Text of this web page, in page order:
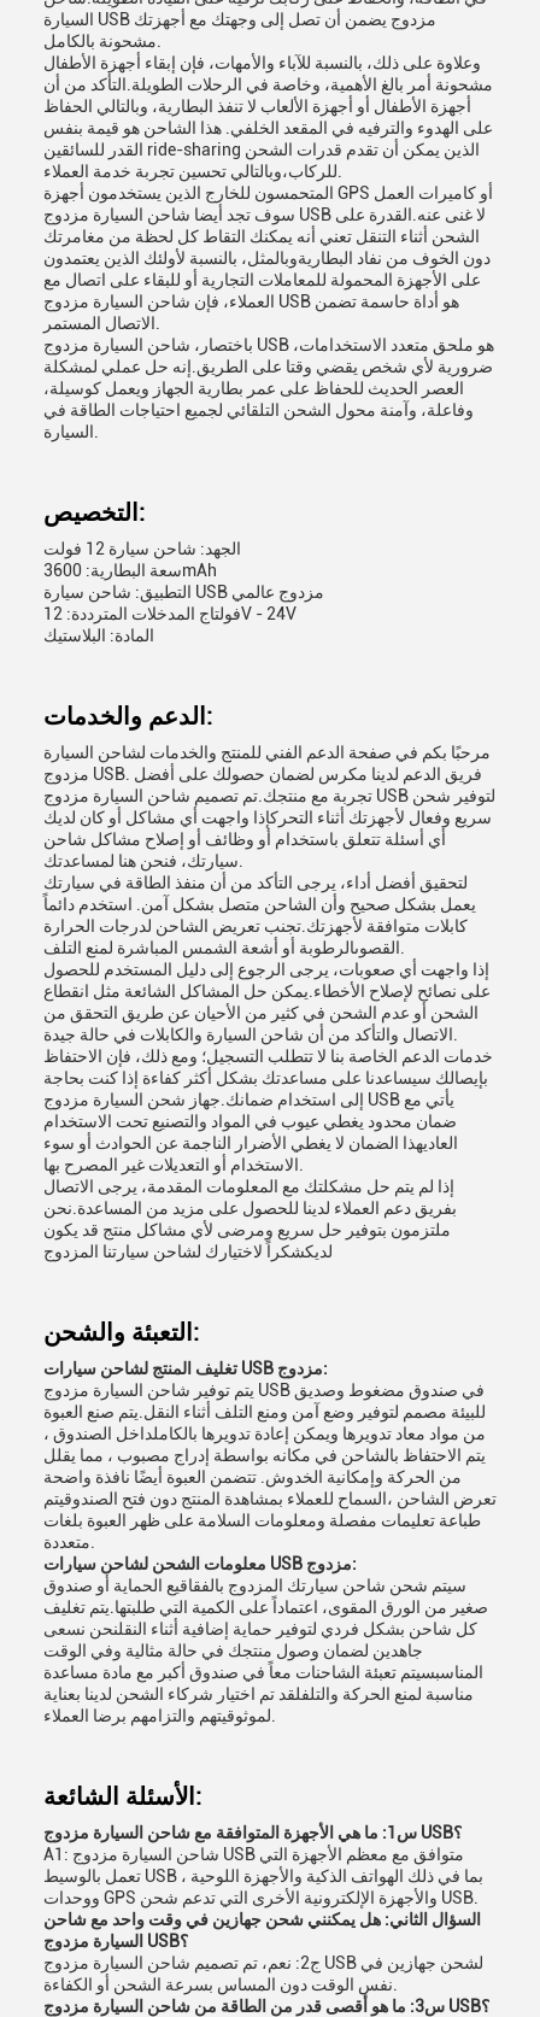
السيارة USB مزدوج يضمن أن تصل إلى وجهتك مع أجهزتك
وعلاوة على ذلك، بالنسبة للآباء والأمهات، فإن إبقاء أجهزة الأطفال
مشحونة أمر بالغ الأهمية، وخاصة في الرحلات الطويلة.التأكد من أن
أجهزة الأطفال أو أجهزة الألعاب لا تنفذ البطارية، وبالتالي الحفاظ
على الهدوء والترفيه في المقعد الخلفي. هذا الشاحن هو قيمة بنفس
القدر للسائقين ride-sharing الذين يمكن أن تقدم قدرات الشحن
المتحمسون للخارج الذين يستخدمون أجهزة GPS أو كاميرات العمل
سوف تجد أيضا شاحن السيارة مزدوج USB لا غنى عنه.القدرة على
الشحن أثناء التنقل تعني أنه يمكنك التقاط كل لحظة من مغامرتك
دون الخوف من نفاد البطاريةوبالمثل، بالنسبة لأولئك الذين يعتمدون
على الأجهزة المحمولة للمعاملات التجارية أو للبقاء على اتصال مع
العملاء، فإن شاحن السيارة مزدوج USB هو أداة حاسمة تضمن
باختصار، شاحن السيارة مزدوج USB هو ملحق متعدد الاستخدامات،
ضرورية لأي شخص يقضي وقتا على الطريق.إنه حل عملي لمشكلة
العصر الحديث للحفاظ على عمر بطارية الجهاز ويعمل كوسيلة،
وفاعلة، وآمنة محول الشحن التلقائي لجميع احتياجات الطاقة في
التخصيص:
الجهد: شاحن سيارة 12 فولت
سعة البطارية: 3600mAh
التطبيق: شاحن سيارة USB مزدوج عالمي
فولتاج المدخلات المترددة: 12V - 24V
المادة: البلاستيك
الدعم والخدمات:
مرحبًا بكم في صفحة الدعم الفني للمنتج والخدمات لشاحن السيارة
مزدوج USB. فريق الدعم لدينا مكرس لضمان حصولك على أفضل
تجربة مع منتجك.تم تصميم شاحن السيارة مزدوج USB لتوفير شحن
سريع وفعال لأجهزتك أثناء التحركإذا واجهت أي مشاكل أو كان لديك
أي أسئلة تتعلق باستخدام أو وظائف أو إصلاح مشاكل شاحن
لتحقيق أفضل أداء، يرجى التأكد من أن منفذ الطاقة في سيارتك
يعمل بشكل صحيح وأن الشاحن متصل بشكل آمن. استخدم دائماً
كابلات متوافقة لأجهزتك.تجنب تعريض الشاحن لدرجات الحرارة
إذا واجهت أي صعوبات، يرجى الرجوع إلى دليل المستخدم للحصول
على نصائح لإصلاح الأخطاء.يمكن حل المشاكل الشائعة مثل انقطاع
الشحن أو عدم الشحن في كثير من الأحيان عن طريق التحقق من
خدمات الدعم الخاصة بنا لا تتطلب التسجيل؛ ومع ذلك، فإن الاحتفاظ
بإيصالك سيساعدنا على مساعدتك بشكل أكثر كفاءة إذا كنت بحاجة
إلى استخدام ضمانك.جهاز شحن السيارة مزدوج USB يأتي مع
ضمان محدود يغطي عيوب في المواد والتصنيع تحت الاستخدام
العاديهذا الضمان لا يغطي الأضرار الناجمة عن الحوادث أو سوء
إذا لم يتم حل مشكلتك مع المعلومات المقدمة، يرجى الاتصال
بفريق دعم العملاء لدينا للحصول على مزيد من المساعدة.نحن
ملتزمون بتوفير حل سريع ومرضى لأي مشاكل منتج قد يكون
لديكشكراً لاختيارك لشاحن سيارتنا المزدوج
التعبئة والشحن:
تغليف المنتج لشاحن سيارات USB مزدوج:
يتم توفير شاحن السيارة مزدوج USB في صندوق مضغوط وصديق
للبيئة مصمم لتوفير وضع آمن ومنع التلف أثناء النقل.يتم صنع العبوة
من مواد معاد تدويرها ويمكن إعادة تدويرها بالكاملداخل الصندوق ،
يتم الاحتفاظ بالشاحن في مكانه بواسطة إدراج مصبوب ، مما يقلل
من الحركة وإمكانية الخدوش. تتضمن العبوة أيضًا نافذة واضحة
تعرض الشاحن ،السماح للعملاء بمشاهدة المنتج دون فتح الصندوقيتم
طباعة تعليمات مفصلة ومعلومات السلامة على ظهر العبوة بلغات
معلومات الشحن لشاحن سيارات USB مزدوج:
سيتم شحن شاحن سيارتك المزدوج بالفقاقيع الحماية أو صندوق
صغير من الورق المقوى، اعتماداً على الكمية التي طلبتها.يتم تغليف
كل شاحن بشكل فردي لتوفير حماية إضافية أثناء النقلنحن نسعى
جاهدين لضمان وصول منتجك في حالة مثالية وفي الوقت
المناسبسيتم تعبئة الشاحنات معاً في صندوق أكبر مع مادة مساعدة
مناسبة لمنع الحركة والتلفلقد تم اختيار شركاء الشحن لدينا بعناية
الأسئلة الشائعة:
س1: ما هي الأجهزة المتوافقة مع شاحن السيارة مزدوج USB؟
A1: شاحن السيارة مزدوج USB متوافق مع معظم الأجهزة التي
تعمل بالوسيط USB ، بما في ذلك الهواتف الذكية والأجهزة اللوحية
ووحدات GPS والأجهزة الإلكترونية الأخرى التي تدعم شحن USB.
السؤال الثاني: هل يمكنني شحن جهازين في وقت واحد مع شاحن
السيارة مزدوج USB؟
ج2: نعم، تم تصميم شاحن السيارة مزدوج USB لشحن جهازين في
س3: ما هو أقصى قدر من الطاقة من شاحن السيارة مزدوج USB؟